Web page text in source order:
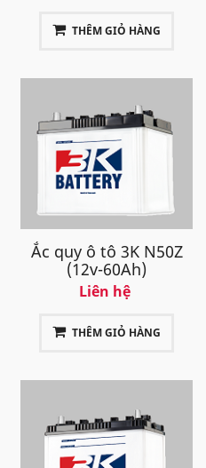
THÊM GIỎ HÀNG
Ắc quy ô tô 3K N50Z
(12v-60Ah)
Liên hệ
THÊM GIỎ HÀNG